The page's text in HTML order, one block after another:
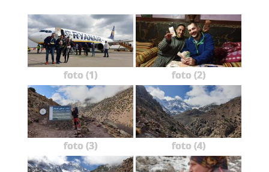
foto (1) foto (2)
foto (3) foto (4)